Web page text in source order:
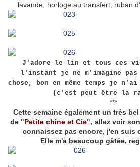
lavande, horloge au transfert, ruban
J'adore le lin et tous ces
l'instant je ne m'imagine pas
chose, bon en même temps je
(c'est peut être la
***
Cette semaine également un très
de "Petite chine et Cie", allez voir
connaissez pas encore, j'en suis
Elle m'a beaucoup gâtée,